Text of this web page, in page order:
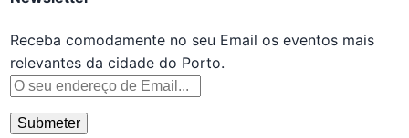
Receba comodamente no seu Email os eventos mais
relevantes da cidade do Porto.